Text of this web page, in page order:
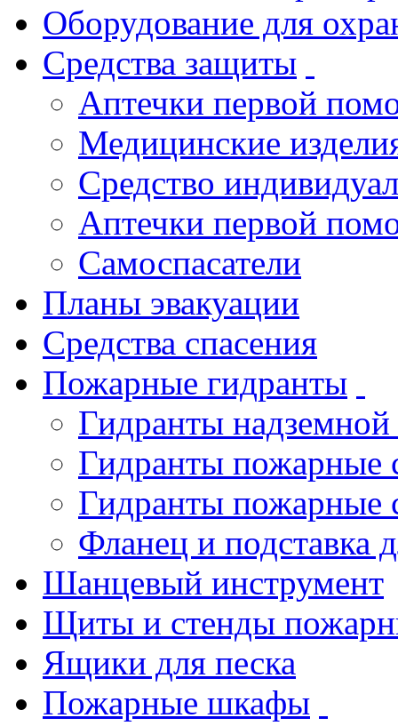
Оборудование для
Средства защиты
Аптечки первой
Медицинские
Средство
Аптечки первой
Самоспасатели
Планы эвакуации
Средства спасения
Пожарные гидранты
Гидранты
Гидранты пожарные
Гидранты пожарные
Фланец и подставка
Шанцевый инструмент
Щиты и стенды
Ящики для песка
Пожарные шкафы